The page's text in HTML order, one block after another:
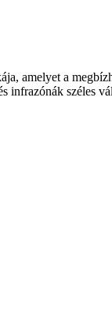
amelyet a
infrazónák széles